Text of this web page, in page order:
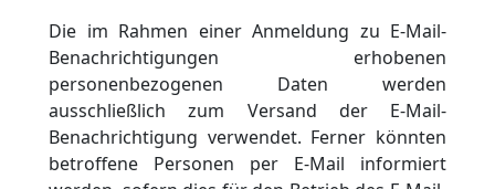
Die im Rahmen einer Anmeldung zu E-Mail-
Benachrichtigungen erhobenen
personenbezogenen Daten werden
ausschließlich zum Versand der E-Mail-
Benachrichtigung verwendet. Ferner könnten
betroffene Personen per E-Mail informiert